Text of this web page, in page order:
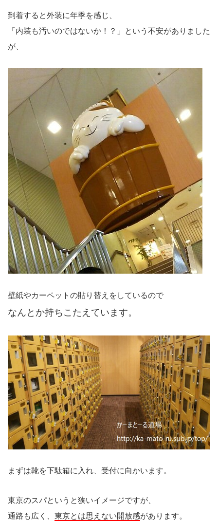
到着すると外装に年季を感じ、
「内装も汚いのではないか！？」という不安がありました
が、
壁紙やカーペットの貼り替えをしているので
なんとか持ちこたえています。
まずは靴を下駄箱に入れ、受付に向かいます。
東京のスパというと狭いイメージですが、
通路も広く、 東京とは思えない開放感があります。